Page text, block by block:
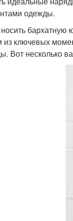
одежды.
бархатную
ключевых
Вот несколько